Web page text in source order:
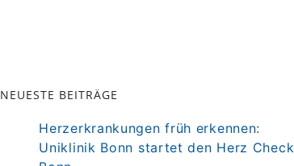
NEUESTE BEITRÄGE
Herzerkrankungen früh erkennen:
Uniklinik Bonn startet den Herz Check